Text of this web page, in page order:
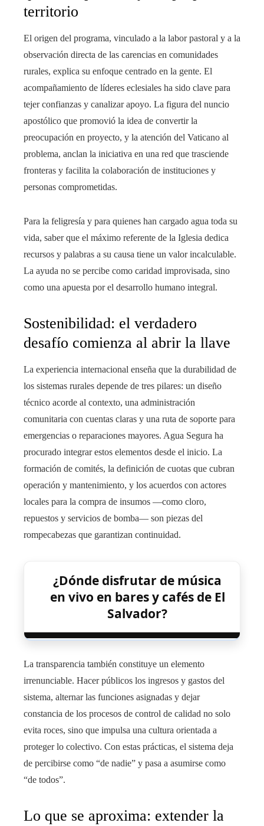
territorio
El origen del programa, vinculado a la labor pastoral y a la
observación directa de las carencias en comunidades
rurales, explica su enfoque centrado en la gente. El
acompañamiento de líderes eclesiales ha sido clave para
tejer confianzas y canalizar apoyo. La figura del nuncio
apostólico que promovió la idea de convertir la
preocupación en proyecto, y la atención del Vaticano al
problema, anclan la iniciativa en una red que trasciende
fronteras y facilita la colaboración de instituciones y
personas comprometidas.
Para la feligresía y para quienes han cargado agua toda su
vida, saber que el máximo referente de la Iglesia dedica
recursos y palabras a su causa tiene un valor incalculable.
La ayuda no se percibe como caridad improvisada, sino
como una apuesta por el desarrollo humano integral.
Sostenibilidad: el verdadero
desafío comienza al abrir la llave
La experiencia internacional enseña que la durabilidad de
los sistemas rurales depende de tres pilares: un diseño
técnico acorde al contexto, una administración
comunitaria con cuentas claras y una ruta de soporte para
emergencias o reparaciones mayores. Agua Segura ha
procurado integrar estos elementos desde el inicio. La
formación de comités, la definición de cuotas que cubran
operación y mantenimiento, y los acuerdos con actores
locales para la compra de insumos —como cloro,
repuestos y servicios de bomba— son piezas del
rompecabezas que garantizan continuidad.
¿Dónde disfrutar de música
en vivo en bares y cafés de El
Salvador?
La transparencia también constituye un elemento
irrenunciable. Hacer públicos los ingresos y gastos del
sistema, alternar las funciones asignadas y dejar
constancia de los procesos de control de calidad no solo
evita roces, sino que impulsa una cultura orientada a
proteger lo colectivo. Con estas prácticas, el sistema deja
de percibirse como “de nadie” y pasa a asumirse como
“de todos”.
Lo que se aproxima: extender la